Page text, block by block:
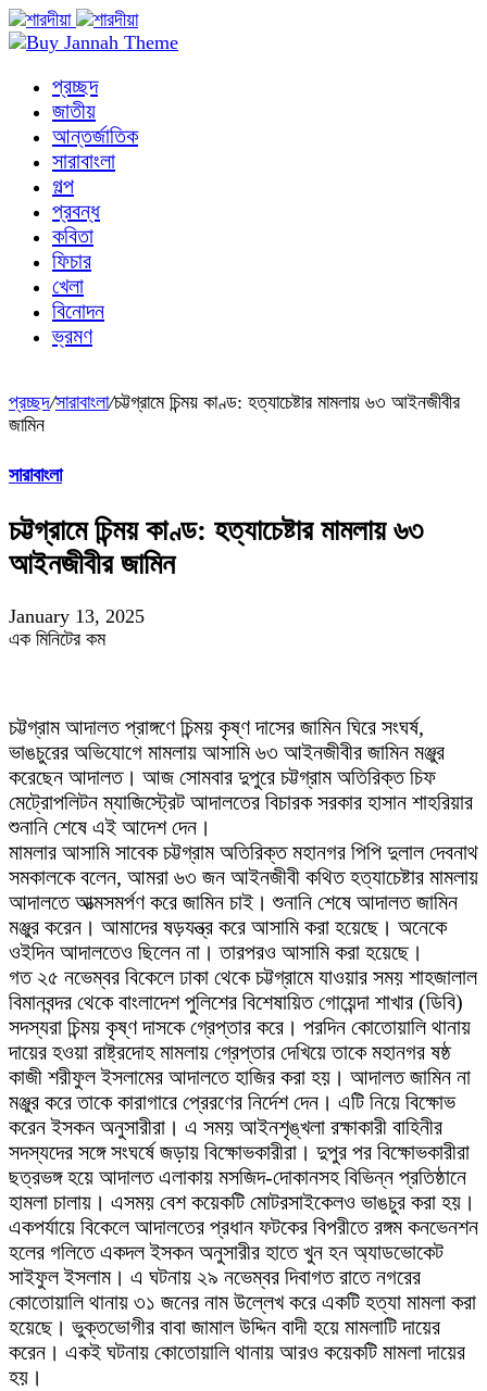
প্রচ্ছদ
জাতীয়
আন্তর্জাতিক
সারাবাংলা
গল্প
প্রবন্ধ
কবিতা
ফিচার
খেলা
বিনোদন
ভ্রমণ
প্রচ্ছদ/সারাবাংলা/চট্টগ্রামে চিন্ময় কাণ্ড: হত্যাচেষ্টার মামলায় ৬৩ আইনজীবীর
জামিন
সারাবাংলা
চট্টগ্রামে চিন্ময় কাণ্ড: হত্যাচেষ্টার মামলায় ৬৩
আইনজীবীর জামিন
January 13, 2025
এক মিনিটের কম
চট্টগ্রাম আদালত প্রাঙ্গণে চিন্ময় কৃষ্ণ দাসের জামিন ঘিরে সংঘর্ষ,
ভাঙচুরের অভিযোগে মামলায় আসামি ৬৩ আইনজীবীর জামিন মঞ্জুর
করেছেন আদালত। আজ সোমবার দুপুরে চট্টগ্রাম অতিরিক্ত চিফ
মেট্রোপলিটন ম্যাজিস্ট্রেট আদালতের বিচারক সরকার হাসান শাহরিয়ার
শুনানি শেষে এই আদেশ দেন।
মামলার আসামি সাবেক চট্টগ্রাম অতিরিক্ত মহানগর পিপি দুলাল দেবনাথ
সমকালকে বলেন, আমরা ৬৩ জন আইনজীবী কথিত হত্যাচেষ্টার মামলায়
আদালতে আত্মসমর্পণ করে জামিন চাই। শুনানি শেষে আদালত জামিন
মঞ্জুর করেন। আমাদের ষড়যন্ত্র করে আসামি করা হয়েছে। অনেকে
ওইদিন আদালতেও ছিলেন না। তারপরও আসামি করা হয়েছে।
গত ২৫ নভেম্বর বিকেলে ঢাকা থেকে চট্টগ্রামে যাওয়ার সময় শাহজালাল
বিমানবন্দর থেকে বাংলাদেশ পুলিশের বিশেষায়িত গোয়েন্দা শাখার (ডিবি)
সদস্যরা চিন্ময় কৃষ্ণ দাসকে গ্রেপ্তার করে। পরদিন কোতোয়ালি থানায়
দায়ের হওয়া রাষ্ট্রদোহ মামলায় গ্রেপ্তার দেখিয়ে তাকে মহানগর ষষ্ঠ
কাজী শরীফুল ইসলামের আদালতে হাজির করা হয়। আদালত জামিন না
মঞ্জুর করে তাকে কারাগারে প্রেরণের নির্দেশ দেন। এটি নিয়ে বিক্ষোভ
করেন ইসকন অনুসারীরা। এ সময় আইনশৃঙ্খলা রক্ষাকারী বাহিনীর
সদস্যদের সঙ্গে সংঘর্ষে জড়ায় বিক্ষোভকারীরা। দুপুর পর বিক্ষোভকারীরা
ছত্রভঙ্গ হয়ে আদালত এলাকায় মসজিদ-দোকানসহ বিভিন্ন প্রতিষ্ঠানে
হামলা চালায়। এসময় বেশ কয়েকটি মোটরসাইকেলও ভাঙচুর করা হয়।
একপর্যায়ে বিকেলে আদালতের প্রধান ফটকের বিপরীতে রঙ্গম কনভেনশন
হলের গলিতে একদল ইসকন অনুসারীর হাতে খুন হন অ্যাডভোকেট
সাইফুল ইসলাম। এ ঘটনায় ২৯ নভেম্বর দিবাগত রাতে নগরের
কোতোয়ালি থানায় ৩১ জনের নাম উল্লেখ করে একটি হত্যা মামলা করা
হয়েছে। ভুক্তভোগীর বাবা জামাল উদ্দিন বাদী হয়ে মামলাটি দায়ের
করেন। একই ঘটনায় কোতোয়ালি থানায় আরও কয়েকটি মামলা দায়ের
হয়।